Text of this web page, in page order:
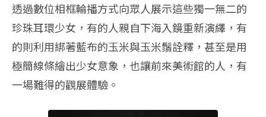
透過數位相框輪播方式向眾人展示這些獨一無二的
珍珠耳環少女，有的人親自下海入鏡重新演繹，有
的則利用綁著藍布的玉米與玉米鬚詮釋，甚至是用
極簡線條繪出少女意象，也讓前來美術館的人，有
一場難得的觀展體驗。